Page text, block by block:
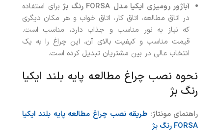
آباژور رومیزی ایکیا مدل FORSA رنگ بژ برای استفاده
در اتاق مطالعه، اتاق کار، اتاق خواب و هر مکان دیگری
که نیاز به نور مناسب و جذاب دارد، مناسب است.
قیمت مناسب و کیفیت بالای آن، این چراغ را به یک
انتخاب عالی در بین مشتریان تبدیل کرده است.
نحوه نصبچراغ مطالعه پایه بلند ایکیا
رنگ بژ
راهنمای مونتاژ: طریقه نصب چراغ مطالعه پایه بلند ایکیا
FORSA رنگ بژ